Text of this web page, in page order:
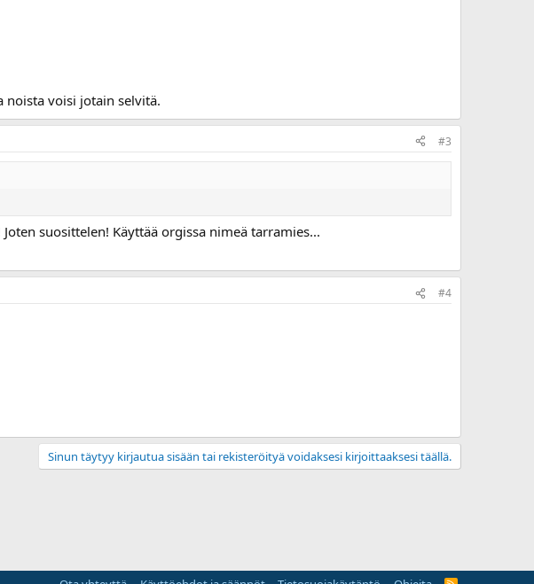
voisi jotain selvitä.
#3
suosittelen! Käyttää orgissa nimeä tarramies...
#4
Sinun täytyy kirjautua sisään tai rekisteröityä voidaksesi kirjoittaaksesi täällä.